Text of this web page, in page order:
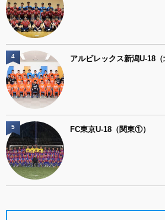
アルビレックス新潟U-18（
4
FC東京U-18（関東①）
5